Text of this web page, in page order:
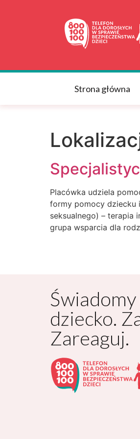
Strona główna
Placówka udziela
formy pomocy dziecku
seksualnego) – terapia
grupa wsparcia dla
dziecko.
Zareaguj.